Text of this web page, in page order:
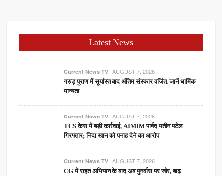
Latest News
Current News TV AUGUST 7, 2026
गरुड़ पुराण में सूर्यास्त बाद अंतिम संस्कार वर्जित, जानें धार्मिक
मान्यता
Current News TV AUGUST 7, 2026
TCS केस में बड़ी कार्रवाई, AIMIM पार्षद मतीन पटेल
गिरफ्तार; निदा खान को पनाह देने का आरोप
Current News TV AUGUST 7, 2026
CG में राहत अभियान के बाद अब पुनर्वास पर जोर, बाढ़